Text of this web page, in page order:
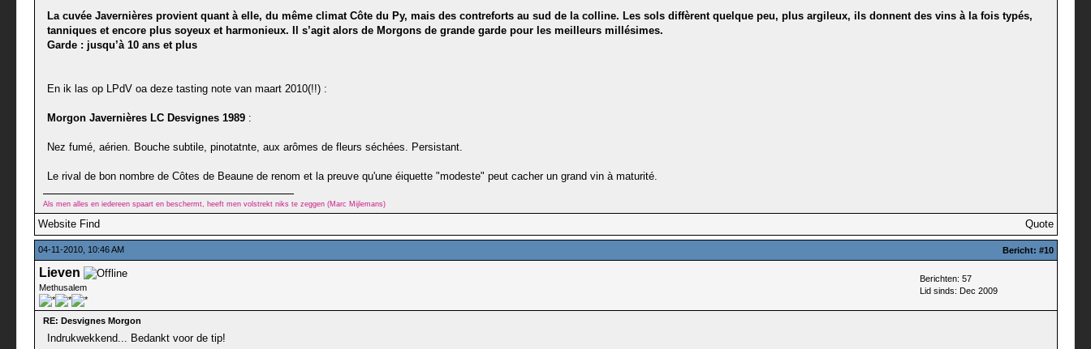
La cuvée Javernières provient quant à elle, du même climat Côte du Py, mais des contreforts au sud de la colline. Les sols diffèrent quelque peu, plus argileux, ils donnent des vins à la fois typés,
tanniques et encore plus soyeux et harmonieux. Il s’agit alors de Morgons de grande garde pour les meilleurs millésimes.
Garde : jusqu’à 10 ans et plus
En ik las op LPdV oa deze tasting note van maart 2010(!!) :
Morgon Javernières LC Desvignes 1989 :
Nez fumé, aérien. Bouche subtile, pinotatnte, aux arômes de fleurs séchées. Persistant.
Le rival de bon nombre de Côtes de Beaune de renom et la preuve qu'une éiquette "modeste" peut cacher un grand vin à maturité.
Als men alles en iedereen spaart en beschermt, heeft men volstrekt niks te zeggen (Marc Mijlemans)
Website Find Quote
04-11-2010, 10:46 AM Bericht: #10
Lieven
Methusalem
Berichten: 57
Lid sinds: Dec 2009
RE: Desvignes Morgon
Indrukwekkend... Bedankt voor de tip!